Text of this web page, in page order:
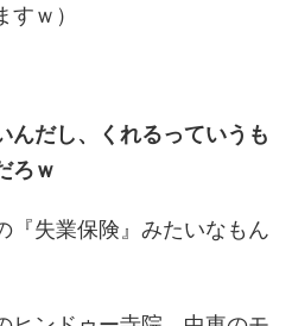
すｗ）
んだし、くれるっていうも
ろｗ
『失業保険』みたいなもん